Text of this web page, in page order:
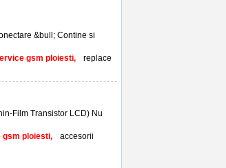
&bull; Contine si
gsm ploiesti,
replace
Film Transistor LCD) Nu
gsm ploiesti, accesorii